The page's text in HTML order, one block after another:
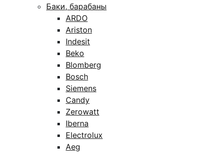
Баки, барабаны
ARDO
Ariston
Indesit
Beko
Blomberg
Bosch
Siemens
Candy
Zerowatt
Iberna
Electrolux
Aeg